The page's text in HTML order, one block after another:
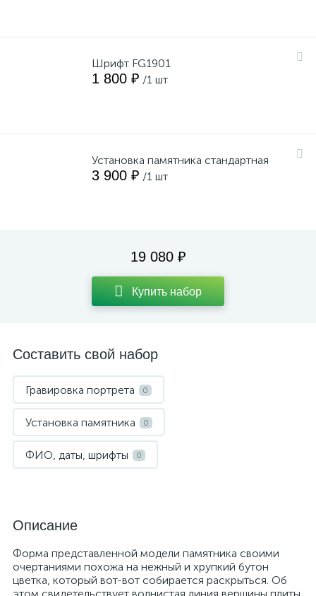
Шрифт FG1901
1 800 ₽ /1 шт
Установка памятника стандартная
3 900 ₽ /1 шт
19 080 ₽
Купить набор
Составить свой набор
Гравировка портрета 0
Установка памятника 0
ФИО, даты, шрифты 0
Описание
Форма представленной модели памятника своими
очертаниями похожа на нежный и хрупкий бутон
цветка, который вот-вот собирается раскрыться. Об